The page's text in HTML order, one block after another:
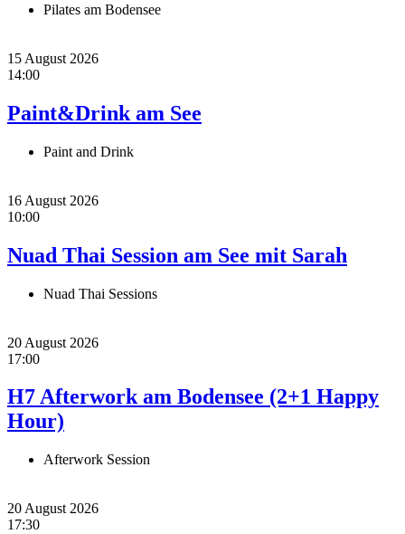
Pilates am Bodensee
15 August 2026
14:00
Paint&Drink am See
Paint and Drink
16 August 2026
10:00
Nuad Thai Session am See mit Sarah
Nuad Thai Sessions
20 August 2026
17:00
H7 Afterwork am Bodensee (2+1 Happy
Hour)
Afterwork Session
20 August 2026
17:30